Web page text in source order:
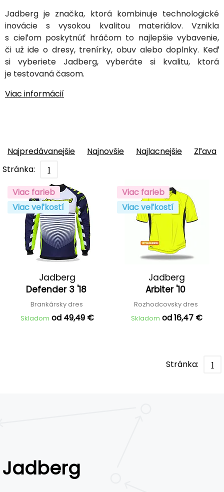
Jadberg je značka, ktorá kombinuje technologické
inovácie s vysokou kvalitou materiálov. Vznikla
s cieľom poskytnúť hráčom to najlepšie vybavenie,
či už ide o dresy, trenírky, obuv alebo doplnky. Keď
si vyberiete Jadberg, vyberáte si kvalitu, ktorá
je testovaná časom.
Viac informácií
Najpredávanejšie Najnovšie Najlacnejšie
Zľava
Stránka:
1
Viac farieb
Viac veľkostí
Jadberg
Defender 3 '18
Brankársky dres
Skladom od 49,49 €
Viac farieb
Viac veľkostí
Jadberg
Arbiter '10
Rozhodcovsky dres
Skladom od 16,47 €
Stránka: 1
Jadberg